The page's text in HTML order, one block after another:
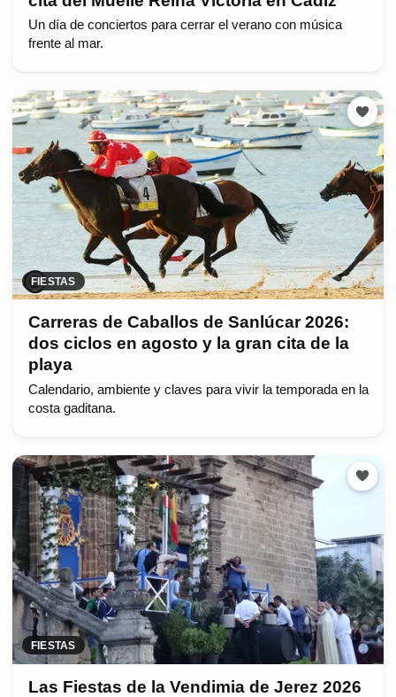
Un día de conciertos para cerrar el verano con música
frente al mar.
FIESTAS
Carreras de Caballos de Sanlúcar 2026:
dos ciclos en agosto y la gran cita de la
playa
Calendario, ambiente y claves para vivir la temporada en la
costa gaditana.
FIESTAS
Las Fiestas de la Vendimia de Jerez 2026